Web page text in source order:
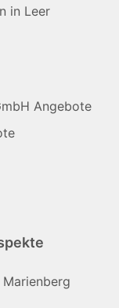
in Leer
Angebote